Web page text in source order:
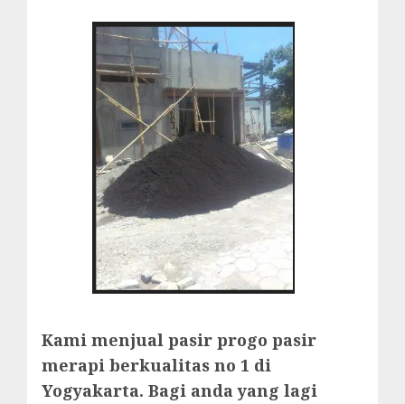
Kami menjual pasir progo pasir
merapi berkualitas no 1 di
Yogyakarta. Bagi anda yang lagi